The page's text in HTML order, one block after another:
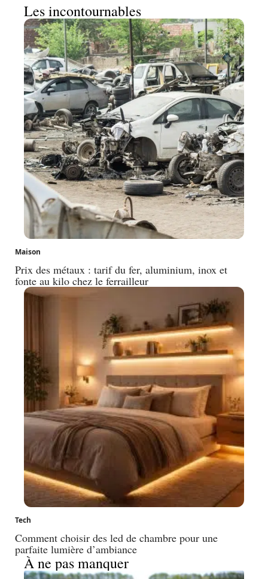
Les incontournables
Maison
Prix des métaux : tarif du fer, aluminium, inox et
fonte au kilo chez le ferrailleur
Tech
Comment choisir des led de chambre pour une
parfaite lumière d’ambiance
À ne pas manquer